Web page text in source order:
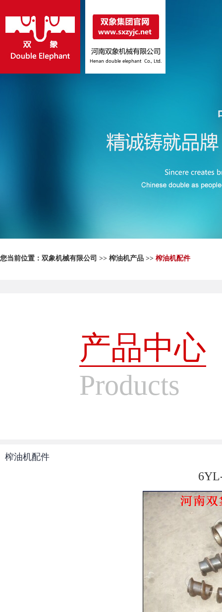
您当前位置： 双象机械有限公司 >> 榨油机产品 >> 榨油机配件
产品中心
Products
榨油机配件